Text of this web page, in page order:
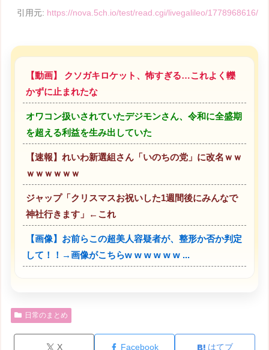
引用元: https://nova.5ch.io/test/read.cgi/livegalileo/1778968616/
【動画】 クソガキロケット、怖すぎる…これよく轢
かずに止まれたな
オワコン扱いされていたデジモンさん、令和に全盛期
を超える利益を生み出していた
【速報】れいわ新選組さん「いのちの党」に改名ｗｗ
ｗｗｗｗｗｗ
ジャップ「クリスマスお祝いした1週間後にみんなで
神社行きます」←これ
【画像】お前らこの超美人容疑者が、整形か否か判定
して！！→画像がこちらw w w w w w ...
日常のまとめ
X Facebook はてブ